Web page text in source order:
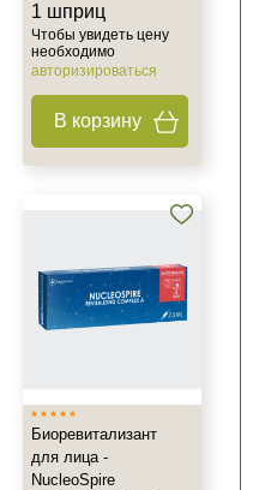
1 шприц
Чтобы увидеть цену
необходимо
авторизироваться
В корзину
Биоревитализант
для лица -
NucleoSpire